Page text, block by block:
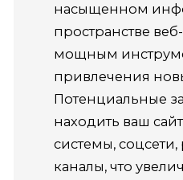
насыщенном
пространстве
мощным
привлечения
Потенциальные
находить ваш
системы,
каналы, что